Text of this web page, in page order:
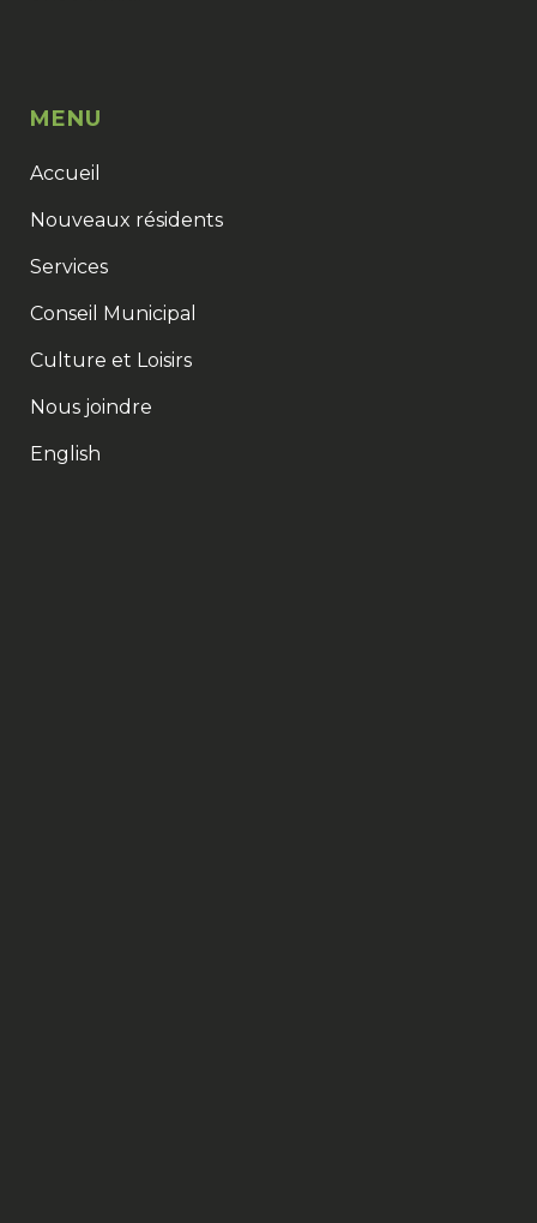
MENU
Accueil
Nouveaux résidents
Services
Conseil Municipal
Culture et Loisirs
Nous joindre
English